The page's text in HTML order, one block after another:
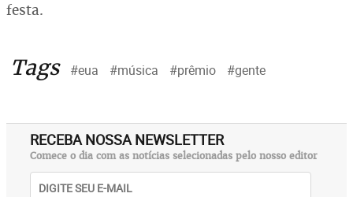
festa.
Tags #eua #música #prêmio #gente
RECEBA NOSSA NEWSLETTER
Comece o dia com as notícias selecionadas pelo nosso editor